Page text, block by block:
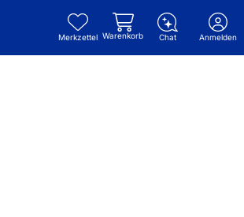
Merkzettel Warenkorb Chat Anmelden